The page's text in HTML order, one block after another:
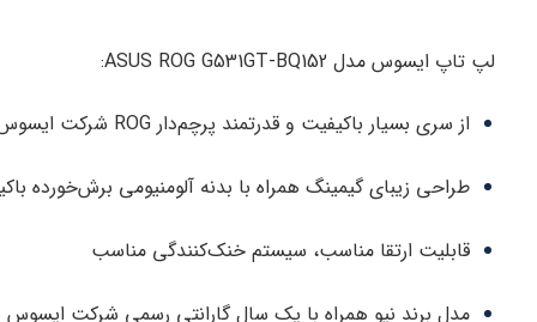
لپ تاپ ایسوس مدل ASUS ROG G531GT-BQ152:
از سری بسیار باکیفیت و قدرتمند پرچم‌دار ROG شرکت ایسوس
طراحی زیبای گیمینگ همراه با بدنه آلومنیومی برش‌خورده
قابلیت ارتقا مناسب، سیستم خنک‌کنندگی مناسب
مدل برند نیو همراه با یک سال گارانتی رسمی شرکت ایسوس